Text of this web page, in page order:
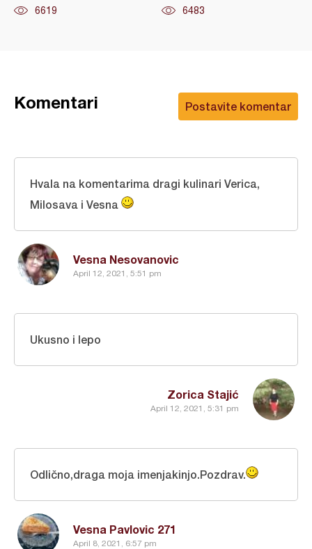
6619 6483
Postavite komentar
Komentari
Vesna Nesovanovic
April 12, 2021, 5:51 pm
Hvala na komentarima dragi kulinari Verica,
Milosava i Vesna
Zorica Stajić
April 12, 2021, 5:31 pm
Ukusno i lepo
Vesna Pavlovic 271
April 8, 2021, 6:57 pm
Odlično,draga moja imenjakinjo.Pozdrav.